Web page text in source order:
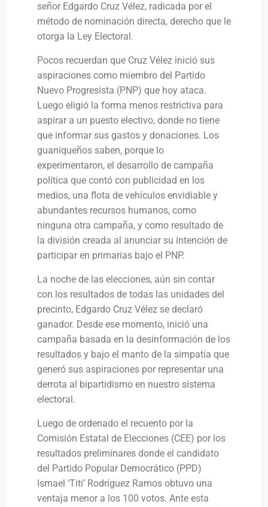
señor Edgardo Cruz Vélez, radicada por el
método de nominación directa, derecho que le
otorga la Ley Electoral.
Pocos recuerdan que Cruz Vélez inició sus
aspiraciones como miembro del Partido
Nuevo Progresista (PNP) que hoy ataca.
Luego eligió la forma menos restrictiva para
aspirar a un puesto electivo, donde no tiene
que informar sus gastos y donaciones. Los
guaniqueños saben, porque lo
experimentaron, el desarrollo de campaña
política que contó con publicidad en los
medios, una flota de vehículos envidiable y
abundantes recursos humanos, como
ninguna otra campaña, y como resultado de
la división creada al anunciar su intención de
participar en primarias bajo el PNP.
La noche de las elecciones, aún sin contar
con los resultados de todas las unidades del
precinto, Edgardo Cruz Vélez se declaró
ganador. Desde ese momento, inició una
campaña basada en la desinformación de los
resultados y bajo el manto de la simpatía que
generó sus aspiraciones por representar una
derrota al bipartidismo en nuestro sistema
electoral.
Luego de ordenado el recuento por la
Comisión Estatal de Elecciones (CEE) por los
resultados preliminares donde el candidato
del Partido Popular Democrático (PPD)
Ismael ‘Titi’ Rodríguez Ramos obtuvo una
ventaja menor a los 100 votos. Ante esta